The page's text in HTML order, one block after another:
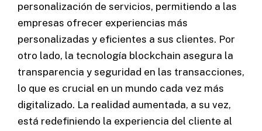
personalización de servicios, permitiendo a las
empresas ofrecer experiencias más
personalizadas y eficientes a sus clientes. Por
otro lado, la tecnología blockchain asegura la
transparencia y seguridad en las transacciones,
lo que es crucial en un mundo cada vez más
digitalizado. La realidad aumentada, a su vez,
está redefiniendo la experiencia del cliente al